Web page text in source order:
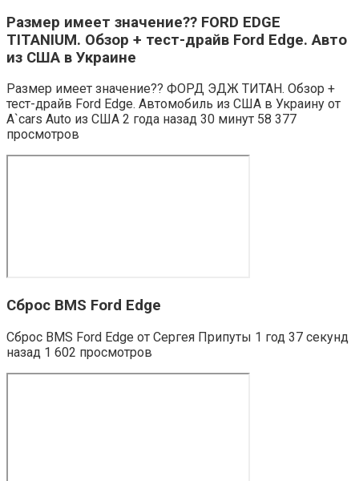
Размер имеет значение?? FORD EDGE
TITANIUM. Обзор + тест-драйв Ford Edge. Авто
из США в Украине
Размер имеет значение?? ФОРД ЭДЖ ТИТАН. Обзор +
тест-драйв Ford Edge. Автомобиль из США в Украину от
A`cars Auto из США 2 года назад 30 минут 58 377
просмотров
Сброс BMS Ford Edge
Сброс BMS Ford Edge от Сергея Припуты 1 год 37 секунд
назад 1 602 просмотров